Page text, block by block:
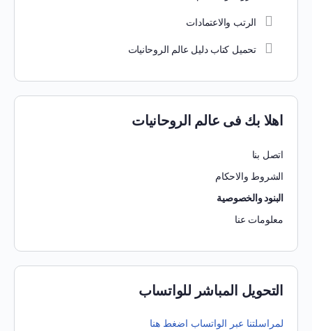
الرتب والاعتمادات
تحميل كتاب دليل عالم الروحانيات
اهلا بك فى عالم الروحانيات
اتصل بنا
الشروط والاحكام
البنود والخصوصية
معلومات عنا
التحويل المباشر للواتساب
لمراسلتنا عبر الواتساب اضغط هنا